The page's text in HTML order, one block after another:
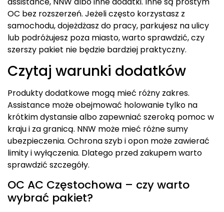
OC bez rozszerzeń. Jeżeli często korzystasz z
samochodu, dojeżdżasz do pracy, parkujesz na ulicy
lub podróżujesz poza miasto, warto sprawdzić, czy
szerszy pakiet nie będzie bardziej praktyczny.
Czytaj warunki dodatków
Produkty dodatkowe mogą mieć różny zakres.
Assistance może obejmować holowanie tylko na
krótkim dystansie albo zapewniać szeroką pomoc w
kraju i za granicą. NNW może mieć różne sumy
ubezpieczenia. Ochrona szyb i opon może zawierać
limity i wyłączenia. Dlatego przed zakupem warto
sprawdzić szczegóły.
OC AC Częstochowa – czy warto
wybrać pakiet?